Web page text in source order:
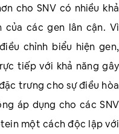
cho SNV có nhiều khả
các gen lân cận. Vì
chỉnh biểu hiện gen,
tiếp với khả năng gây
trưng cho sự điều hòa
áp dụng cho các SNV
một cách độc lập với